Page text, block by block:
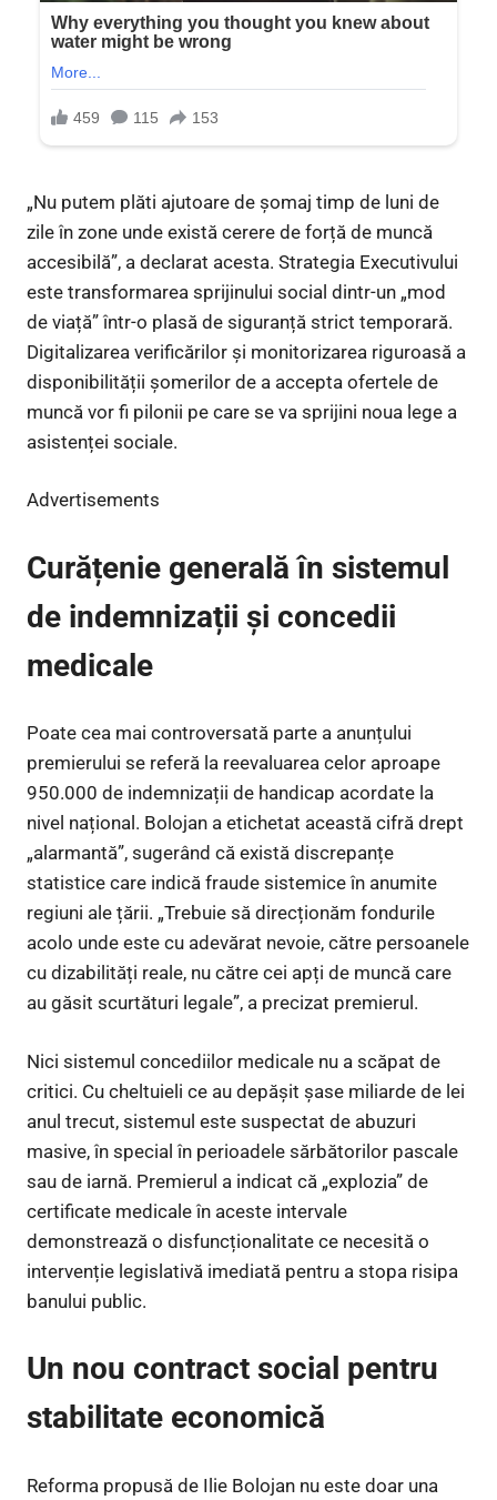
„Nu putem plăti ajutoare de șomaj timp de luni de
zile în zone unde există cerere de forță de muncă
accesibilă”, a declarat acesta. Strategia Executivului
este transformarea sprijinului social dintr-un „mod
de viață” într-o plasă de siguranță strict temporară.
Digitalizarea verificărilor și monitorizarea riguroasă a
disponibilității șomerilor de a accepta ofertele de
muncă vor fi pilonii pe care se va sprijini noua lege a
asistenței sociale.
Advertisements
Curățenie generală în sistemul
de indemnizații și concedii
medicale
Poate cea mai controversată parte a anunțului
premierului se referă la reevaluarea celor aproape
950.000 de indemnizații de handicap acordate la
nivel național. Bolojan a etichetat această cifră drept
„alarmantă”, sugerând că există discrepanțe
statistice care indică fraude sistemice în anumite
regiuni ale țării. „Trebuie să direcționăm fondurile
acolo unde este cu adevărat nevoie, către persoanele
cu dizabilități reale, nu către cei apți de muncă care
au găsit scurtături legale”, a precizat premierul.
Nici sistemul concediilor medicale nu a scăpat de
critici. Cu cheltuieli ce au depășit șase miliarde de lei
anul trecut, sistemul este suspectat de abuzuri
masive, în special în perioadele sărbătorilor pascale
sau de iarnă. Premierul a indicat că „explozia” de
certificate medicale în aceste intervale
demonstrează o disfuncționalitate ce necesită o
intervenție legislativă imediată pentru a stopa risipa
banului public.
Un nou contract social pentru
stabilitate economică
Reforma propusă de Ilie Bolojan nu este doar una